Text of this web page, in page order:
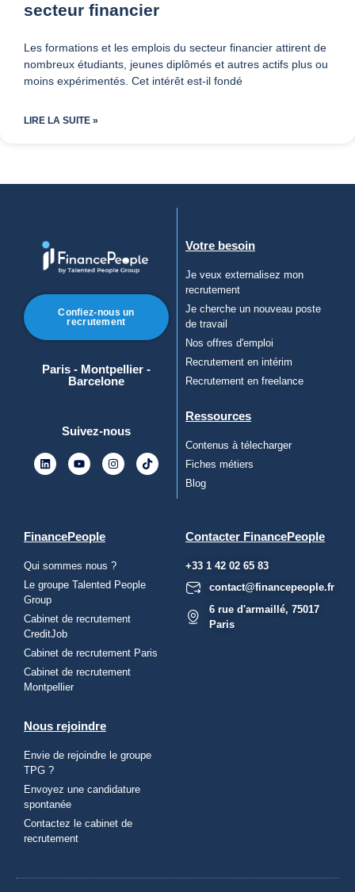
secteur financier
Les formations et les emplois du secteur financier attirent de
nombreux étudiants, jeunes diplômés et autres actifs plus ou
moins expérimentés. Cet intérêt est-il fondé
LIRE LA SUITE »
Confiez-nous un
recrutement
Paris - Montpellier -
Barcelone
Suivez-nous
Votre besoin
Je veux externalisez mon
recrutement
Je cherche un nouveau poste
de travail
Nos offres d'emploi
Recrutement en intérim
Recrutement en freelance
Ressources
Contenus à télecharger
Fiches métiers
Blog
FinancePeople
Qui sommes nous ?
Le groupe Talented People
Group
Cabinet de recrutement
CreditJob
Cabinet de recrutement Paris
Cabinet de recrutement
Montpellier
Nous rejoindre
Envie de rejoindre le groupe
TPG ?
Envoyez une candidature
spontanée
Contactez le cabinet de
recrutement
Contacter FinancePeople
+33 1 42 02 65 83
contact@financepeople.fr
6 rue d'armaillé, 75017
Paris